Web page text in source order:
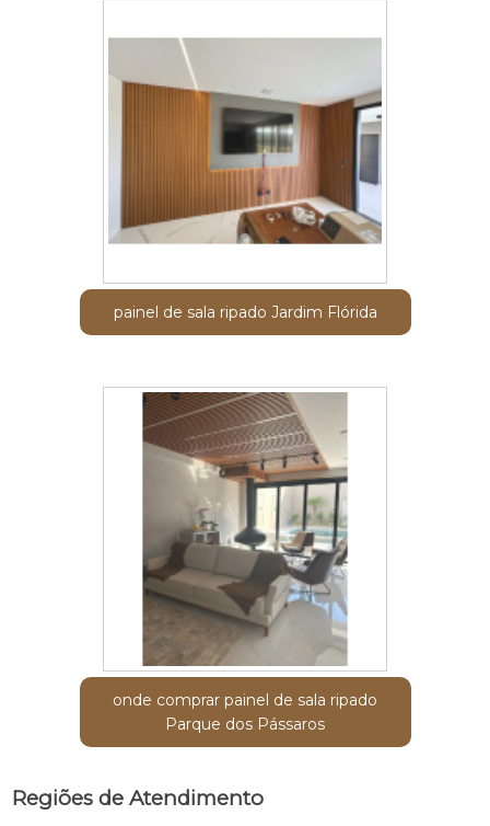
painel de sala ripado Jardim Flórida
onde comprar painel de sala ripado
Parque dos Pássaros
Regiões de Atendimento